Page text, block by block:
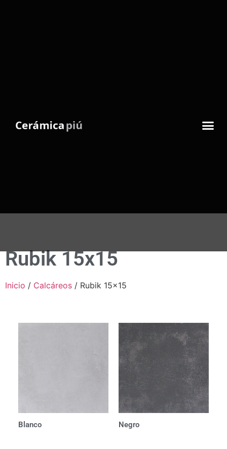
Rubik 15x15
Inicio / Calcáreos / Rubik 15x15
Blanco Negro